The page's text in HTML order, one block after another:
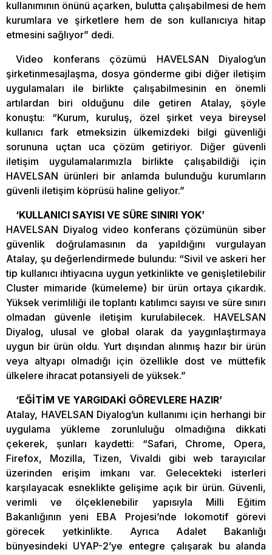
kullanımının önünü açarken, bulutta çalışabilmesi de hem
kurumlara ve şirketlere hem de son kullanıcıya hitap
etmesini sağlıyor” dedi.
Video konferans çözümü HAVELSAN Diyalog’un
şirketinmesajlaşma, dosya gönderme gibi diğer iletişim
uygulamaları ile birlikte çalışabilmesinin en önemli
artılardan biri olduğunu dile getiren Atalay, şöyle
konuştu: “Kurum, kuruluş, özel şirket veya bireysel
kullanıcı fark etmeksizin ülkemizdeki bilgi güvenliği
sorununa uçtan uca çözüm getiriyor. Diğer güvenli
iletişim uygulamalarımızla birlikte çalışabildiği için
HAVELSAN ürünleri bir anlamda bulunduğu kurumların
güvenli iletişim köprüsü haline geliyor.”
‘KULLANICI SAYISI VE SÜRE SINIRI YOK’
HAVELSAN Diyalog video konferans çözümünün siber
güvenlik doğrulamasının da yapıldığını vurgulayan
Atalay, şu değerlendirmede bulundu: “Sivil ve askeri her
tip kullanıcı ihtiyacına uygun yetkinlikte ve genişletilebilir
Cluster mimaride (kümeleme) bir ürün ortaya çıkardık.
Yüksek verimliliği ile toplantı katılımcı sayısı ve süre sınırı
olmadan güvenle iletişim kurulabilecek. HAVELSAN
Diyalog, ulusal ve global olarak da yaygınlaştırmaya
uygun bir ürün oldu. Yurt dışından alınmış hazır bir ürün
veya altyapı olmadığı için özellikle dost ve müttefik
ülkelere ihracat potansiyeli de yüksek.”
‘EĞİTİM VE YARGIDAKİ GÖREVLERE HAZIR’
Atalay, HAVELSAN Diyalog’un kullanımı için herhangi bir
uygulama yükleme zorunluluğu olmadığına dikkati
çekerek, şunları kaydetti: “Safari, Chrome, Opera,
Firefox, Mozilla, Tizen, Vivaldi gibi web tarayıcılar
üzerinden erişim imkanı var. Gelecekteki isterleri
karşılayacak esneklikte gelişime açık bir ürün. Güvenli,
verimli ve ölçeklenebilir yapısıyla Milli Eğitim
Bakanlığının yeni EBA Projesi’nde lokomotif görevi
görecek yetkinlikte. Ayrıca Adalet Bakanlığı
bünyesindeki UYAP-2’ye entegre çalışarak bu alanda